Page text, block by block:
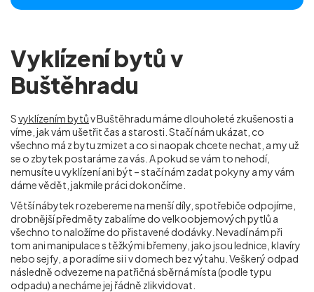
Vyklízení bytů v
Buštěhradu
Svyklízením bytův Buštěhradu máme dlouholeté zkušenosti a
víme, jak vám ušetřit čas a starosti. Stačí nám ukázat, co
všechno má z bytu zmizet a co si naopak chcete nechat, a my už
se o zbytek postaráme za vás. A pokud se vám to nehodí,
nemusíte u vyklízení ani být – stačí nám zadat pokyny a my vám
dáme vědět, jakmile práci dokončíme.
Větší nábytek rozebereme na menší díly, spotřebiče odpojíme,
drobnější předměty zabalíme do velkoobjemových pytlů a
všechno to naložíme do přistavené dodávky. Nevadí nám při
tom ani manipulace s těžkými břemeny, jako jsou lednice, klavíry
nebo sejfy, a poradíme si i v domech bez výtahu. Veškerý odpad
následně odvezeme na patřičná sběrná místa (podle typu
odpadu) a necháme jej řádně zlikvidovat.